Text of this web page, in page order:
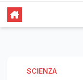
SCIENZA